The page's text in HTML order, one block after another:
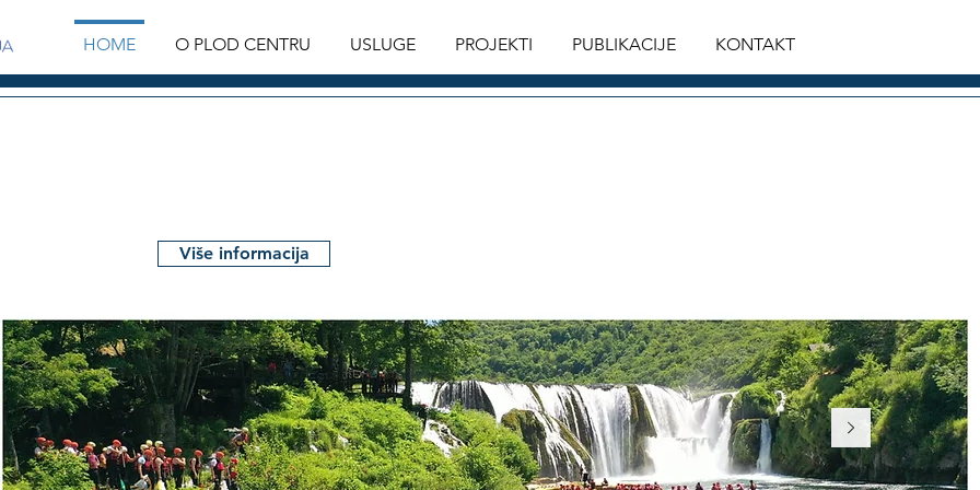
HOME O PLOD CENTRU USLUGE PROJEKTI PUBLIKACIJE KONTAKT
Više informacija